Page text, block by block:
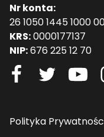
Nr konta:
26 1050 1445 1000
KRS:0000177137
NIP:676 225 12 70
Polityka